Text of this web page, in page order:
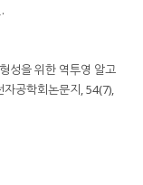
성을 위한 역투영 알고
자공학회논문지, 54(7),